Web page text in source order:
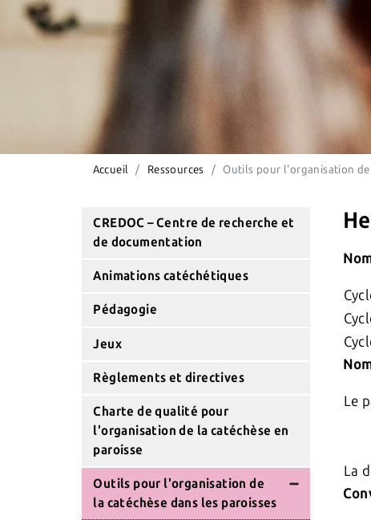
Accueil Ressources Outils pour l'organisation de
CREDOC – Centre de recherche et
de documentation
Animations catéchétiques
Pédagogie
Jeux
Règlements et directives
Charte de qualité pour
l'organisation de la catéchèse en
paroisse
Outils pour l'organisation de
la catéchèse dans les paroisses
Le
La